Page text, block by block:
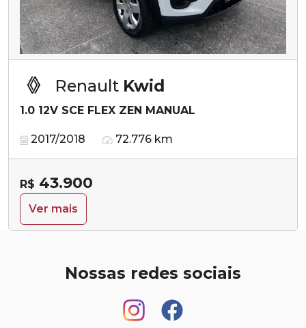
Renault Kwid
1.0 12V SCE FLEX ZEN MANUAL
2017/2018 72.776 km
R$ 43.900
Ver mais
Nossas redes sociais